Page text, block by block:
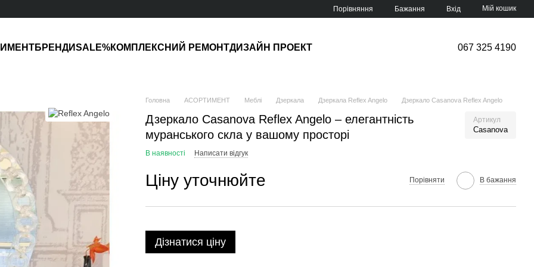
Порівняння Бажання Вхід Мій кошик
БРЕНДИSALE%КОМПЛЕКСНИЙ РЕМОНТДИЗАЙН ПРОЕКТ 067 325 4190
Головна АСОРТИМЕНТ Меблі Дзеркала Дзеркала Reflex Angelo Дзеркало Casanova Reflex Angelo
Дзеркало Casanova Reflex Angelo – елегантність
муранського скла у вашому просторі
Артикул
Casanova
В наявності Написати відгук
Ціну уточнюйте Порівняти В бажання
Дізнатися ціну